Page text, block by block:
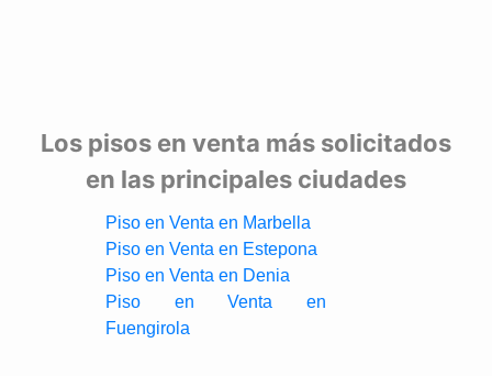
Los pisos en venta más solicitados
en las principales ciudades
Piso en Venta en Marbella
Piso en Venta en Estepona
Piso en Venta en Denia
Piso en Venta en
Fuengirola